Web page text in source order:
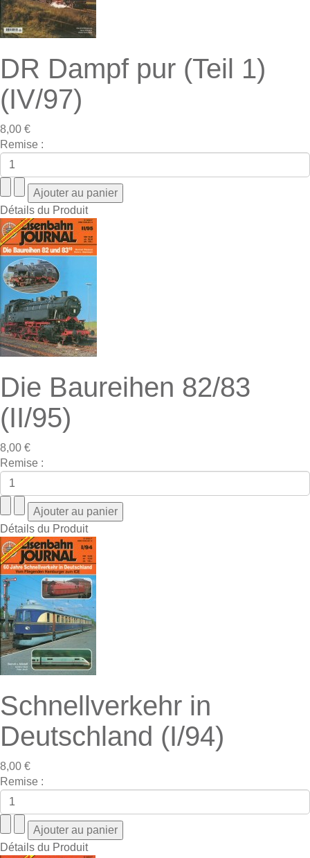
DR Dampf pur (Teil 1)
(IV/97)
8,00 €
Remise :
Détails du Produit
Die Baureihen 82/83
(II/95)
8,00 €
Remise :
Détails du Produit
Schnellverkehr in
Deutschland (I/94)
8,00 €
Remise :
Détails du Produit